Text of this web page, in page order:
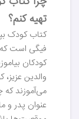
تهیه کنم؟
کتاب کودک
فیگی است که
کودکان
والدین
می‌آموزند که
عنوان پدر و